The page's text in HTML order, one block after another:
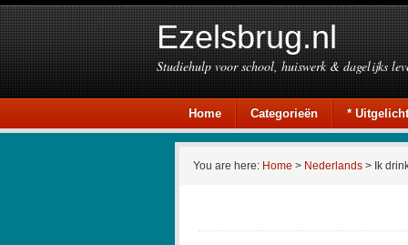
Ezelsbrug.nl
Studiehulp voor school, huiswerk & dagelijks
Home Categorieën *
You are here: Home > Nederlands > Ik